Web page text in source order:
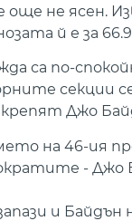
не ясен.
й е за
са по-
секции
Джо
на 46-ия
- Джо
и Байдън